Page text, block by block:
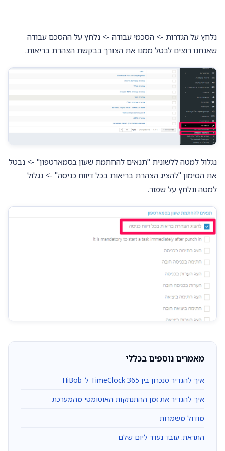
נלחץ על הגדרות -> הסכמי עבודה -> נלחץ על ההסכם עבודה
שאנחנו רוצים לבטל ממנו את הצורך בבקשת הצהרת בריאות.
נגלול למטה ללשונית "תנאים להחתמת שעון בסמארטפון" -> נבטל
את הסימון "להציג הצהרת בריאות בכל דיווח כניסה" -> נגלול
למטה ונלחץ על שמור.
מאמרים נוספים בכללי
איך להגדיר סנכרון בין TimeClock 365 ל-HiBob
איך להגדיר את זמן ההתנתקות האוטומטי מהמערכת
מודול משמרות
התראת: עובד נעדר ליום שלם